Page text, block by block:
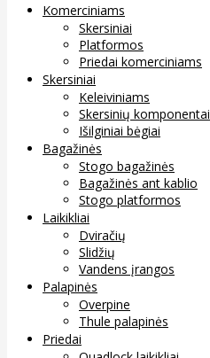
Komerciniams
Skersiniai
Platformos
Priedai komerciniams
Skersiniai
Keleiviniams
Skersinių komponentai
Išilginiai bėgiai
Bagažinės
Stogo bagažinės
Bagažinės ant kablio
Stogo platformos
Laikikliai
Dviračių
Slidžių
Vandens įrangos
Palapinės
Overpine
Thule palapinės
Priedai